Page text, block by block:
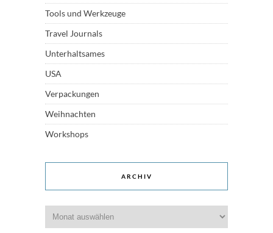
Tools und Werkzeuge
Travel Journals
Unterhaltsames
USA
Verpackungen
Weihnachten
Workshops
ARCHIV